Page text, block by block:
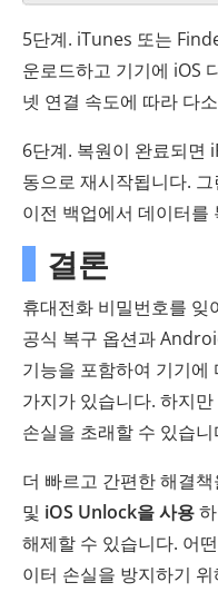
5단계. iTunes 또는
운로드하고 기기에 iOS
넷 연결 속도에 따라 다
6단계. 복원이 완료되면
동으로 재시작됩니다.
이전 백업에서 데이터를
결론
휴대전화 비밀번호를 잊
공식 복구 옵션과
기능을 포함하여 기기에
가지가 있습니다. 하지
손실을 초래할 수 있습니
더 빠르고 간편한 해결
및 iOS Unlock을 사용
해제할 수 있습니다. 어
이터 손실을 방지하기